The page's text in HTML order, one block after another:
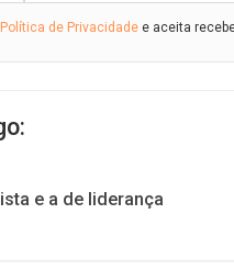
Política de Privacidade e aceita
e a de liderança